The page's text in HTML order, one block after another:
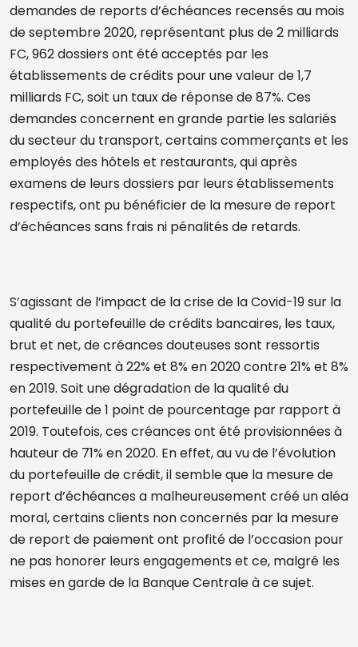
demandes de reports d’échéances recensés au mois
de septembre 2020, représentant plus de 2 milliards
FC, 962 dossiers ont été acceptés par les
établissements de crédits pour une valeur de 1,7
milliards FC, soit un taux de réponse de 87%. Ces
demandes concernent en grande partie les salariés
du secteur du transport, certains commerçants et les
employés des hôtels et restaurants, qui après
examens de leurs dossiers par leurs établissements
respectifs, ont pu bénéficier de la mesure de report
d’échéances sans frais ni pénalités de retards.
S’agissant de l’impact de la crise de la Covid-19 sur la
qualité du portefeuille de crédits bancaires, les taux,
brut et net, de créances douteuses sont ressortis
respectivement à 22% et 8% en 2020 contre 21% et 8%
en 2019. Soit une dégradation de la qualité du
portefeuille de 1 point de pourcentage par rapport à
2019. Toutefois, ces créances ont été provisionnées à
hauteur de 71% en 2020. En effet, au vu de l’évolution
du portefeuille de crédit, il semble que la mesure de
report d’échéances a malheureusement créé un aléa
moral, certains clients non concernés par la mesure
de report de paiement ont profité de l’occasion pour
ne pas honorer leurs engagements et ce, malgré les
mises en garde de la Banque Centrale à ce sujet.